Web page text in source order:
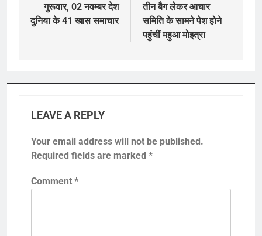
navigation
गुरूवार, 02 नवम्बर देश
दुनिया के 41 खास समाचार
तीन बैग लेकर आचार
समिति के सामने पेश होने
पहुंचीं महुआ मोइत्रा
LEAVE A REPLY
Your email address will not be published.
Required fields are marked *
Comment *